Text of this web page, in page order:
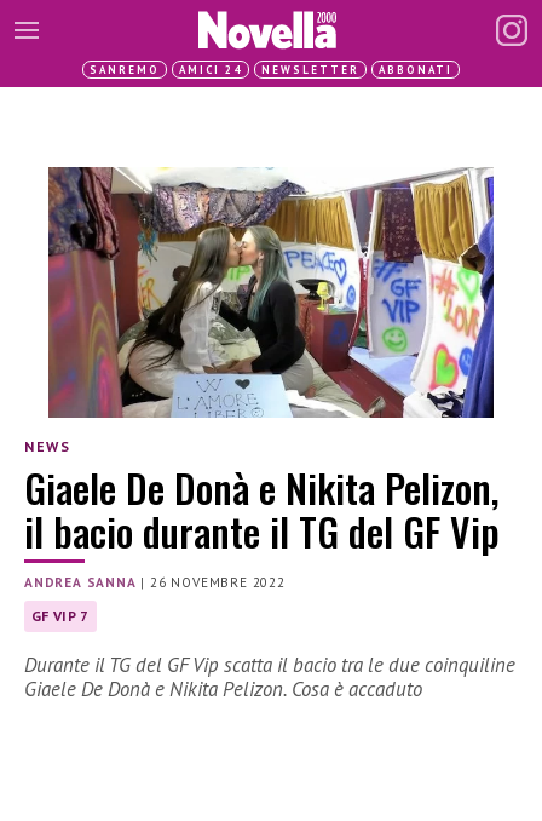
SANREMO AMICI 24 NEWSLETTER ABBONATI
NEWS
Giaele De Donà e Nikita Pelizon,
il bacio durante il TG del GF Vip
ANDREA SANNA |26 NOVEMBRE 2022
GF VIP 7
Durante il TG del GF Vip scatta il bacio tra le due coinquiline
Giaele De Donà e Nikita Pelizon. Cosa è accaduto